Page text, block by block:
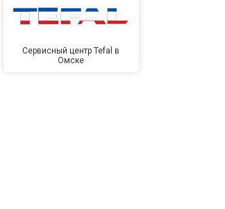
Сервисный центр Tefal в
Омске